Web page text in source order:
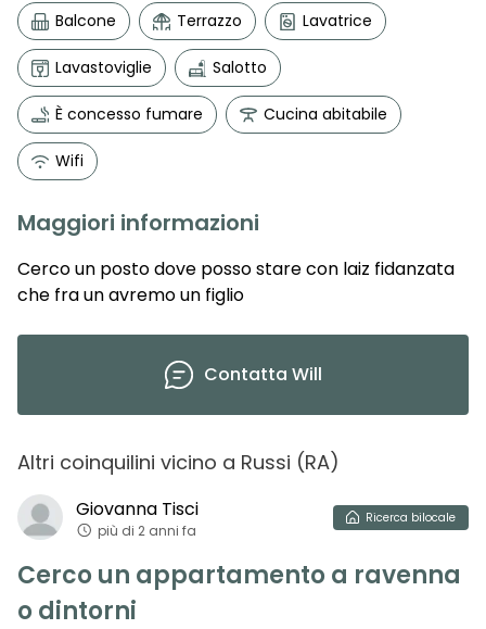
Balcone Terrazzo Lavatrice
Lavastoviglie Salotto
È concesso fumare Cucina abitabile
Wifi
Maggiori informazioni
Cerco un posto dove posso stare con laiz fidanzata
che fra un avremo un figlio
ContattaWill
Altri coinquilini vicino a Russi (RA)
Giovanna Tisci
più di 2 anni fa
Ricerca bilocale
Cerco un appartamento a ravenna
o dintorni